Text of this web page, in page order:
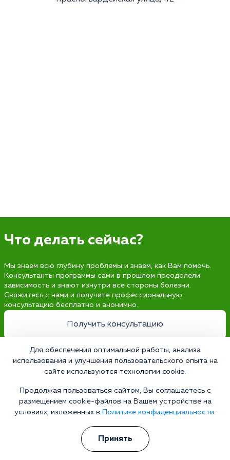
Что делать сейчас?
Мы знаем всю глубину проблемы и знаем, как Вам помочь.
Консультанты программы сами в прошлом преодолели
зависимость и знают изнутри все стороны болезни.
Свяжитесь с нами и получите профессиональную
консультацию бесплатно и анонимно.
Получить консультацию
Наркология 24/7
Наркологическая клиника
Цены
Для обеспечения оптимальной работы, анализа
использования и улучшения пользовательского опыта на
сайте используются технологии cookie.
Продолжая пользоваться сайтом, Вы соглашаетесь с
размещением cookie-файлов на Вашем устройстве на
условиях, изложенных в
Политике конфиденциальности.
Принять